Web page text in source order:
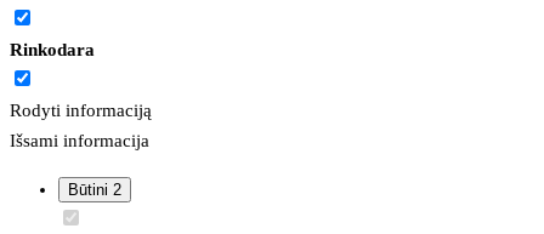
Rinkodara
Rodyti informaciją
Išsami informacija
Būtini 2